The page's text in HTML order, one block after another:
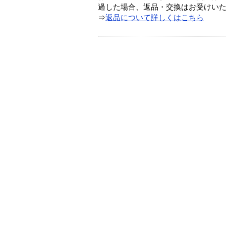
過した場合、返品・交換はお受けいた
⇒返品について詳しくはこちら